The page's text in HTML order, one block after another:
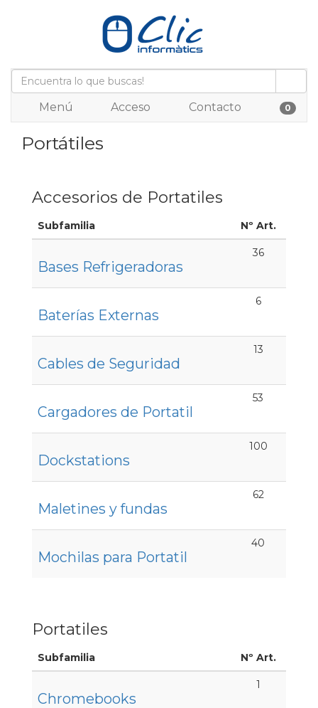
Menú Acceso Contacto 0
Portátiles
Accesorios de Portatiles
Subfamilia Nº Art.
Bases Refrigeradoras
36
Baterías Externas
6
Cables de Seguridad
13
Cargadores de Portatil
53
Dockstations
100
Maletines y fundas
62
Mochilas para Portatil
40
Portatiles
Subfamilia Nº Art.
Chromebooks
1